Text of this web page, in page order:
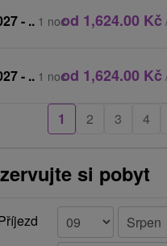
zvířetem je
VÝLETY:
Botanické zahrady v
do Muzea TANAPu v
do lanového parku
do Ski Muzea v Tatranské
- .. 1 nocod 1,624.00 Kč
- .. 1 nocod 1,624.00 Kč
1 2 3 4
si pobyt